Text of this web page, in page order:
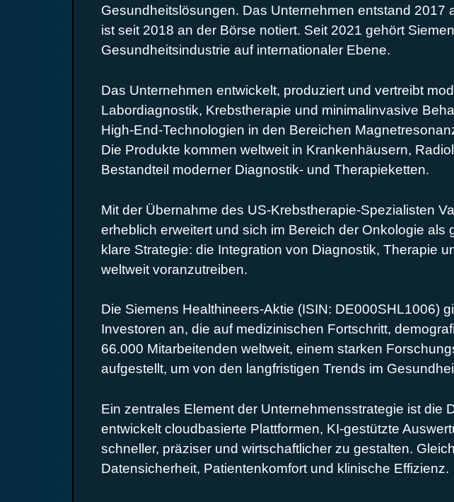
Gesundheitslösungen. Das Unternehmen entstand
ist seit 2018 an der Börse notiert. Seit 2021 gehört
Gesundheitsindustrie auf internationaler Ebene.
Das Unternehmen entwickelt, produziert und vertreibt
Labordiagnostik, Krebstherapie und minimalinvasive
High-End-Technologien in den Bereichen
Die Produkte kommen weltweit in Krankenhäusern,
Bestandteil moderner Diagnostik- und Therapieketten.
Mit der Übernahme des US-Krebstherapie-Spezialisten
erheblich erweitert und sich im Bereich der Onkologie
klare Strategie: die Integration von Diagnostik, Therapie
weltweit voranzutreiben.
Die Siemens Healthineers-Aktie (ISIN: DE000SHL1006)
Investoren an, die auf medizinischen Fortschritt,
66.000 Mitarbeitenden weltweit, einem starken
aufgestellt, um von den langfristigen Trends im
Ein zentrales Element der Unternehmensstrategie ist
entwickelt cloudbasierte Plattformen, KI-gestützte
schneller, präziser und wirtschaftlicher zu gestalten.
Datensicherheit, Patientenkomfort und klinische Effizienz.